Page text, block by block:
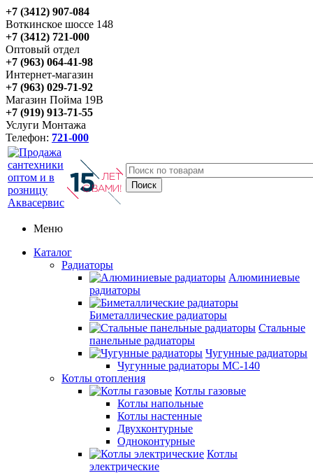
+7 (3412) 907-084
Воткинское шоссе 148
+7 (3412) 721-000
Оптовый отдел
+7 (963) 064-41-98
Интернет-магазин
+7 (963) 029-71-92
Магазин Пойма 19В
+7 (919) 913-71-55
Услуги Монтажа
Телефон: 721-000
Меню
Каталог
Радиаторы
Алюминиевые
радиаторы
Биметаллические радиаторы
Стальные
панельные радиаторы
Чугунные радиаторы
Чугунные радиаторы МС-140
Котлы отопления
Котлы газовые
Котлы напольные
Котлы настенные
Двухконтурные
Одноконтурные
Котлы
электрические